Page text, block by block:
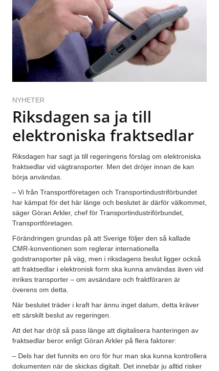
NYHETER
Riksdagen sa ja till
elektroniska fraktsedlar
Riksdagen har sagt ja till regeringens förslag om elektroniska
fraktsedlar vid vägtransporter. Men det dröjer innan de kan
börja användas.
– Vi från Transportföretagen och Transportindustriförbundet
har kämpat för det här länge och beslutet är därför välkommet,
säger Göran Arkler, chef för Transportindustriförbundet,
Transportföretagen.
Förändringen grundas på att Sverige följer den så kallade
CMR-konventionen som reglerar internationella
godstransporter på väg, men i riksdagens beslut ligger också
att fraktsedlar i elektronisk form ska kunna användas även vid
inrikes transporter ­– om avsändare och fraktföraren är
överens om detta.
När beslutet träder i kraft har ännu inget datum, detta kräver
ett särskilt beslut av regeringen.
Att det har dröjt så pass länge att digitalisera hanteringen av
fraktsedlar beror enligt Göran Arkler på flera faktorer:
– Dels har det funnits en oro för hur man ska kunna kontrollera
dokumenten när de skickas digitalt. Det innebär ju alltid risker